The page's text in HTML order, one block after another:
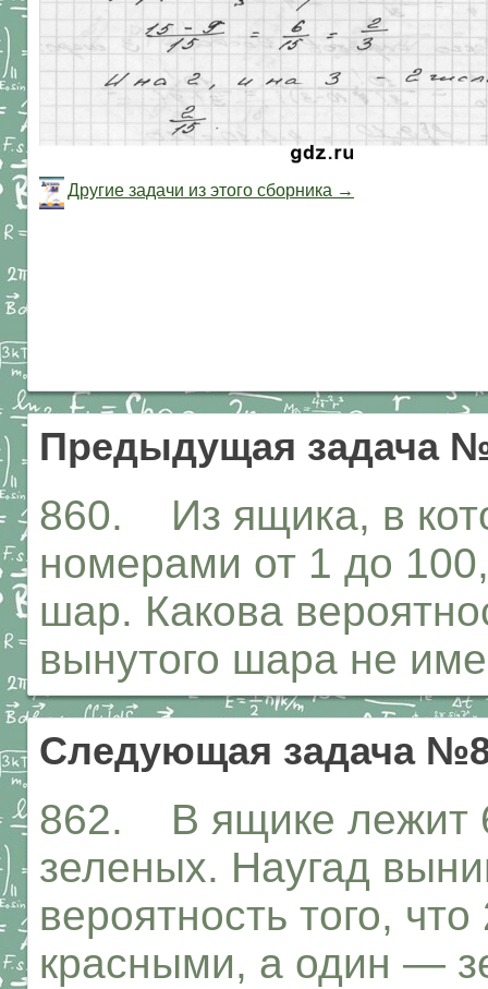
Другие задачи из этого сборника →
Предыдущая задача
860. Из ящика, в
номерами от 1 до
шар. Какова
вынутого шара не
Следующая задача
862. В ящике лежит
зеленых. Наугад
вероятность того,
красными, а один —